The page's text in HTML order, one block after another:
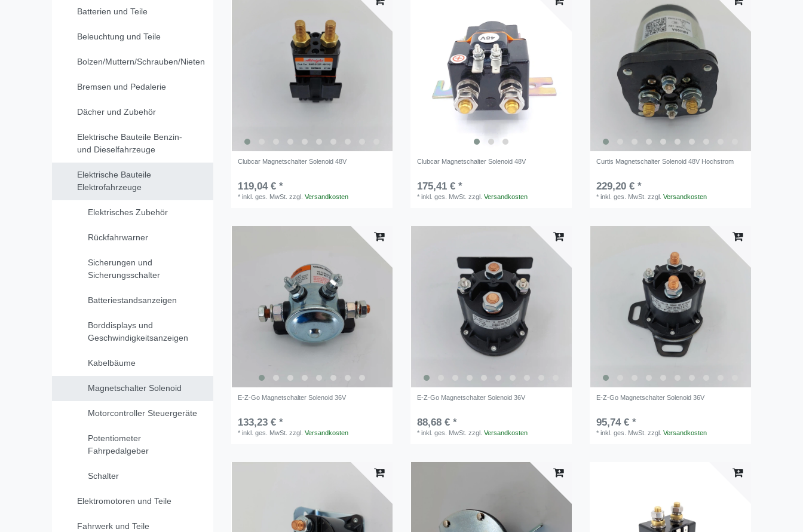
Batterien und Teile
Beleuchtung und Teile
Bolzen/Muttern/Schrauben/Nieten
Bremsen und Pedalerie
Dächer und Zubehör
Elektrische Bauteile Benzin-
und Dieselfahrzeuge
Elektrische Bauteile
Elektrofahrzeuge
Elektrisches Zubehör
Rückfahrwarner
Sicherungen und
Sicherungsschalter
Batteriestandsanzeigen
Borddisplays und
Geschwindigkeitsanzeigen
Kabelbäume
Magnetschalter Solenoid
Motorcontroller Steuergeräte
Potentiometer
Fahrpedalgeber
Schalter
Elektromotoren und Teile
Fahrwerk und Teile
Clubcar Magnetschalter Solenoid 48V
119,04 € *
*inkl. ges. MwSt. zzgl.Versandkosten
Clubcar Magnetschalter Solenoid 48V
175,41 € *
*inkl. ges. MwSt. zzgl.Versandkosten
Curtis Magnetschalter Solenoid 48V Hochstrom
229,20 € *
*inkl. ges. MwSt. zzgl.Versandkosten
E-Z-Go Magnetschalter Solenoid 36V
133,23 € *
*inkl. ges. MwSt. zzgl.Versandkosten
E-Z-Go Magnetschalter Solenoid 36V
88,68 € *
*inkl. ges. MwSt. zzgl.Versandkosten
E-Z-Go Magnetschalter Solenoid 36V
95,74 € *
*inkl. ges. MwSt. zzgl.Versandkosten